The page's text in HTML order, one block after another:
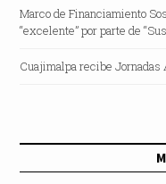
Marco de Financiamiento
“excelente” por parte de
Cuajimalpa recibe